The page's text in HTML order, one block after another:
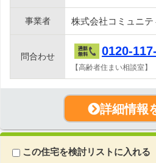
事業者 株式会社コミュニテ
問合わせ 0120-
【高齢者住まい相談室】
詳細情報
この住宅を検討リストに入れる